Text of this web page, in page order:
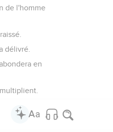
de l'homme
délivré.
en